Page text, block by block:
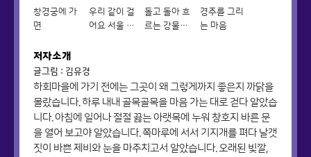
창경궁에 가
면
우리 같이 걸
어요 서울 성
돌고 돌아 흐
르는 강물처
경주를 그리
는 마음
저자소개
글그림 : 김유경
하회마을에 가기 전에는 그곳이 왜 그렇게까지 좋은지 까닭을
몰랐습니다. 하루 내내 골목골목을 마음 가는 대로 걷다 알았습
니다. 아침에 일어나 절절 끓는 아랫목에 누워 창호지 바른 문
을 열어 보고야 알았습니다. 쪽마루에 서서 기지개를 펴다 날갯
짓이 바쁜 제비와 눈을 마주치고서 알았습니다. 오래된 빛깔,